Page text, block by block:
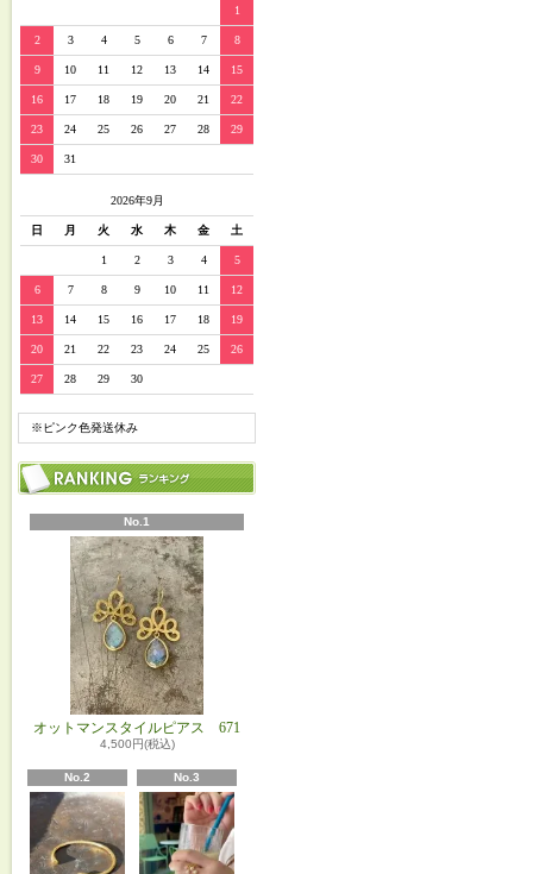
1
2 3 4 5 6 7 8
9 10 11 12 13 14 15
16 17 18 19 20 21 22
23 24 25 26 27 28 29
30 31
2026年9月
日 月 火 水 木 金 土
1 2 3 4 5
6 7 8 9 10 11 12
13 14 15 16 17 18 19
20 21 22 23 24 25 26
27 28 29 30
※ピンク色発送休み
No.1
オットマンスタイルピアス 671
4,500円(税込)
No.2 No.3